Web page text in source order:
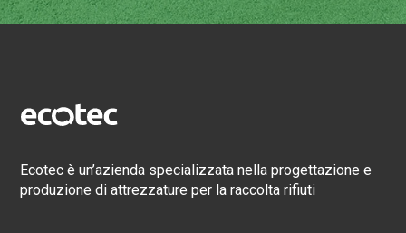
Ecotec è un’azienda specializzata nella progettazione e
produzione di attrezzature per la raccolta rifiuti